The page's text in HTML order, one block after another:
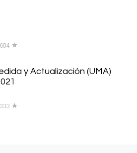
y Actualización (UMA)